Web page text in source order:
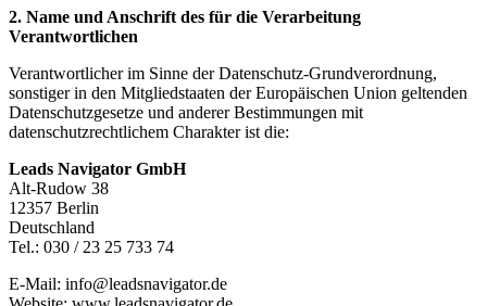
2. Name und Anschrift des für die Verarbeitung
Verantwortlichen
Verantwortlicher im Sinne der Datenschutz-Grundverordnung,
sonstiger in den Mitgliedstaaten der Europäischen Union geltenden
Datenschutzgesetze und anderer Bestimmungen mit
datenschutzrechtlichem Charakter ist die:
Leads Navigator GmbH
Alt-Rudow 38
12357 Berlin
Deutschland
Tel.: 030 / 23 25 733 74
E-Mail: info@leadsnavigator.de